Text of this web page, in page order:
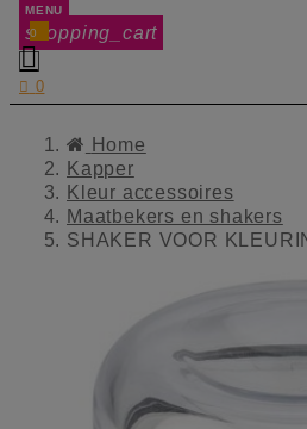
MENU
shopping_cart
0

 0
Home
Kapper
Kleur accessoires
Maatbekers en shakers
SHAKER VOOR